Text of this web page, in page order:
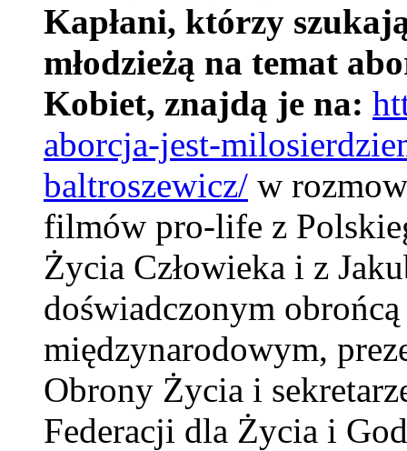
Kapłani, którzy
młodzieżą na temat
Kobiet, znajdą je na:
aborcja-jest-
baltroszewicz/ w
filmów pro-life z
Życia Człowieka i z
doświadczonym
międzynarodowym,
Obrony Życia i
Federacji dla Życia i